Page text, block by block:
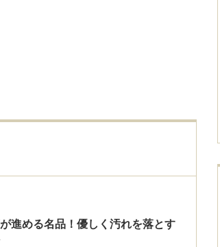
進める名品！優しく汚れを落とす